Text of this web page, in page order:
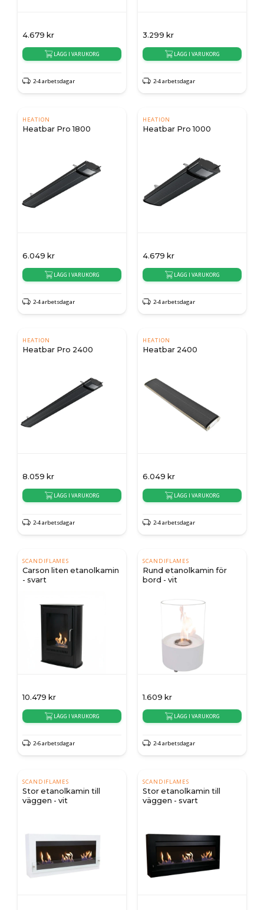
4.679 kr
LÄGG I VARUKORG
2-4 arbetsdagar
3.299 kr
LÄGG I VARUKORG
2-4 arbetsdagar
HEATION
Heatbar Pro 1800
6.049 kr
LÄGG I VARUKORG
2-4 arbetsdagar
HEATION
Heatbar Pro 1000
4.679 kr
LÄGG I VARUKORG
2-4 arbetsdagar
HEATION
Heatbar Pro 2400
8.059 kr
LÄGG I VARUKORG
2-4 arbetsdagar
HEATION
Heatbar 2400
6.049 kr
LÄGG I VARUKORG
2-4 arbetsdagar
SCANDIFLAMES
Carson liten etanolkamin
- svart
10.479 kr
LÄGG I VARUKORG
2-6 arbetsdagar
SCANDIFLAMES
Rund etanolkamin för
bord - vit
1.609 kr
LÄGG I VARUKORG
2-4 arbetsdagar
SCANDIFLAMES
Stor etanolkamin till
väggen - vit
SCANDIFLAMES
Stor etanolkamin till
väggen - svart